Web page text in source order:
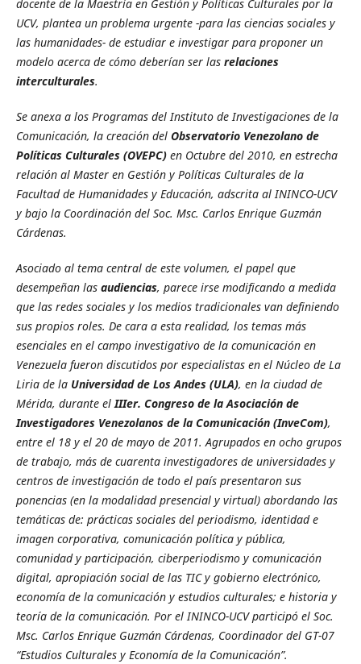
docente de la Maestría en Gestión y Políticas Culturales por la
UCV, plantea un problema urgente -para las ciencias sociales y
las humanidades- de estudiar e investigar para proponer un
modelo acerca de cómo deberían ser lasrelaciones
interculturales.
Se anexa a los Programas del Instituto de Investigaciones de la
Comunicación, la creación del Observatorio Venezolano de
Políticas Culturales (OVEPC)en Octubre del 2010, en estrecha
relación al Master en Gestión y Políticas Culturales de la
Facultad de Humanidades y Educación, adscrita al ININCO-UCV
y bajo la Coordinación del Soc. Msc. Carlos Enrique Guzmán
Cárdenas.
Asociado al tema central de este volumen, el papel que
desempeñan lasaudiencias, parece irse modificando a medida
que las redes sociales y los medios tradicionales van definiendo
sus propios roles. De cara a esta realidad, los temas más
esenciales en el campo investigativo de la comunicación en
Venezuela fueron discutidos por especialistas en el Núcleo de La
Liria de la Universidad de Los Andes (ULA), en la ciudad de
Mérida, durante elIIIer. Congreso de la Asociación de
Investigadores Venezolanos de la Comunicación (InveCom),
entre el 18 y el 20 de mayo de 2011. Agrupados en ocho grupos
de trabajo, más de cuarenta investigadores de universidades y
centros de investigación de todo el país presentaron sus
ponencias (en la modalidad presencial y virtual) abordando las
temáticas de: prácticas sociales del periodismo, identidad e
imagen corporativa, comunicación política y pública,
comunidad y participación, ciberperiodismo y comunicación
digital, apropiación social de las TIC y gobierno electrónico,
economía de la comunicación y estudios culturales; e historia y
teoría de la comunicación. Por el ININCO-UCV participó el Soc.
Msc. Carlos Enrique Guzmán Cárdenas, Coordinador del GT-07
“Estudios Culturales y Economía de la Comunicación”.